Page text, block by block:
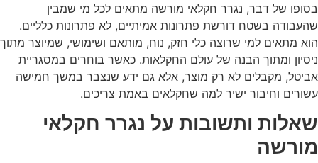
בסופו של דבר, נגרר חקלאי מורשה מתאים לכל מי שמבין
שהעבודה בשטח דורשת פתרונות אמיתיים, לא פתרונות כלליים.
הוא מתאים למי שרוצה כלי חזק, נוח, מותאם ושימושי, שמיוצר מתוך
ניסיון ומתוך הבנה של עולם החקלאות. כאשר בוחרים במסגריית
אביטל, מקבלים לא רק מוצר, אלא גם ידע שנצבר במשך חמישה
עשורים וחיבור ישיר למה שחקלאים באמת צריכים.
שאלות ותשובות על נגרר חקלאי
מורשה